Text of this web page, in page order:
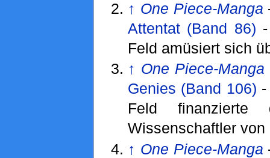
↑ One Piece-Manga
Attentat (Band 86)
Feld amüsiert sich
↑ One Piece-Manga
Genies (Band 106)
Feld
Wissenschaftler von
↑ One Piece-Manga